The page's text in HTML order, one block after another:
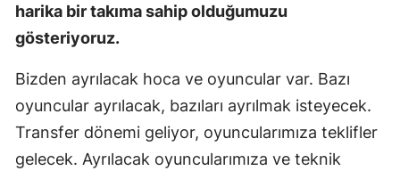
Kırşehir
Kocaeli
harika bir takıma sahip olduğumuzu
gösteriyoruz.
Bizden ayrılacak hoca ve oyuncular var. Bazı
oyuncular ayrılacak, bazıları ayrılmak isteyecek.
Transfer dönemi geliyor, oyuncularımıza teklifler
gelecek. Ayrılacak oyuncularımıza ve teknik